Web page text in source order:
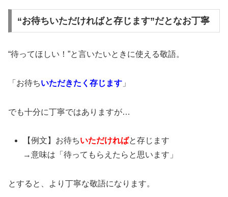
“お待ちいただければと存じます”だとなお丁寧
“待ってほしい！”と言いたいときに使える敬語。
「お待ちいただきたく存じます 」
でも十分に丁寧ではありますが…
【例文】お待ちいただければと存じます
→意味は「待ってもらえたらと思います」
とすると、より丁寧な敬語になります。